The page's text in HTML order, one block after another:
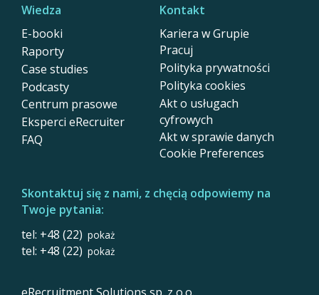
Wiedza
E-booki
Raporty
Case studies
Podcasty
Centrum prasowe
Eksperci eRecruiter
FAQ
Kontakt
Kariera w Grupie
Pracuj
Polityka prywatności
Polityka cookies
Akt o usługach
cyfrowych
Akt w sprawie danych
Cookie Preferences
Skontaktuj się z nami, z chęcią odpowiemy na
Twoje pytania:
tel: +48 (22) pokaż
tel: +48 (22) pokaż
eRecruitment Solutions sp. z o.o.